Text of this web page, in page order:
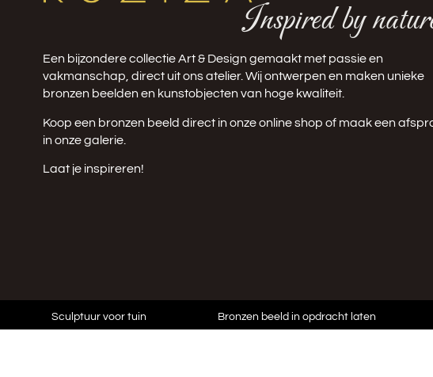
Inspired by
Een bijzondere collectie Art & Design gemaakt met passie en
vakmanschap, direct uit ons atelier. Wij ontwerpen en maken unieke
bronzen beelden en kunstobjecten van hoge kwaliteit.
Koop een bronzen beeld direct in onzeonline shop of maak een
in onze galerie.
Laat je inspireren!
Sculptuur voor tuin
Bronzen beeld in opdracht laten